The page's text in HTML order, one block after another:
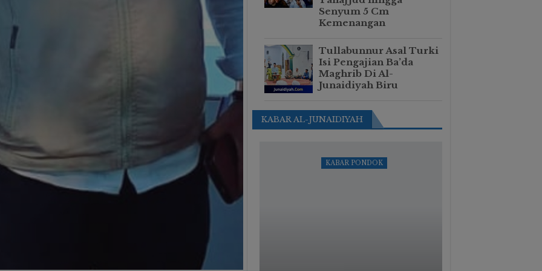
Senyum 5 Cm
Kemenangan
Tullabunnur Asal Turki
Isi Pengajian Ba’da
Maghrib Di Al-
Junaidiyah Biru
KABAR AL-JUNAIDIYAH
MTS PMJ BIRU KABAR PONDOK